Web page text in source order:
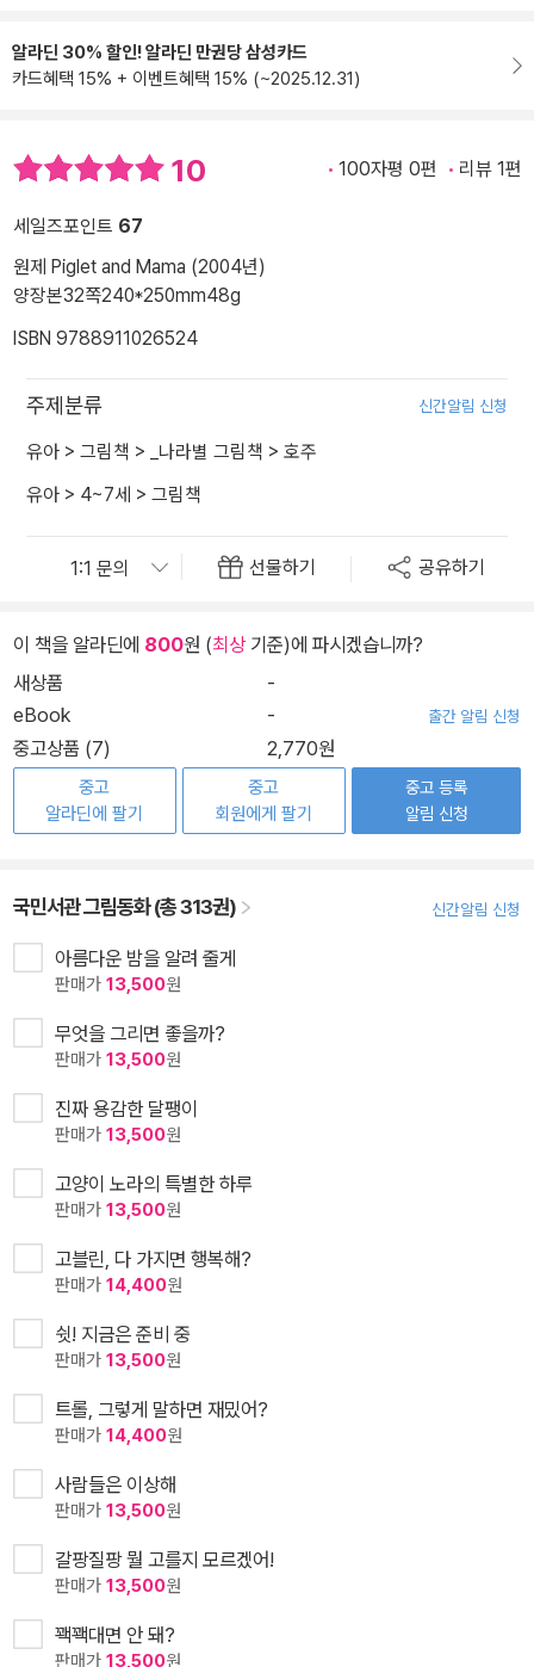
알라딘 30% 할인! 알라딘 만권당 삼성카드
카드혜택 15% + 이벤트혜택 15% (~2025.12.31)
10 100자평 0편 리뷰 1편
세일즈포인트 67
원제 Piglet and Mama (2004년)
양장본32쪽240*250mm48g
ISBN 9788911026524
주제분류 신간알림 신청
유아 > 그림책 > _나라별 그림책 > 호주
유아 > 4~7세 > 그림책
선물하기 공유하기
이 책을 알라딘에 800원 (최상기준)에 파시겠습니까?
새상품
-
eBook
- 출간 알림 신청
중고상품 (7) 2,770원
중고
알라딘에 팔기
중고
회원에게 팔기
중고 등록
알림 신청
국민서관 그림동화 (총 313권) 신간알림 신청
아름다운 밤을 알려 줄게
판매가 13,500원
무엇을 그리면 좋을까?
판매가 13,500원
진짜 용감한 달팽이
판매가 13,500원
고양이 노라의 특별한 하루
판매가 13,500원
고블린, 다 가지면 행복해?
판매가 14,400원
쉿! 지금은 준비 중
판매가 13,500원
트롤, 그렇게 말하면 재밌어?
판매가 14,400원
사람들은 이상해
판매가 13,500원
갈팡질팡 뭘 고를지 모르겠어!
판매가 13,500원
꽥꽥대면 안 돼?
판매가 13,500원